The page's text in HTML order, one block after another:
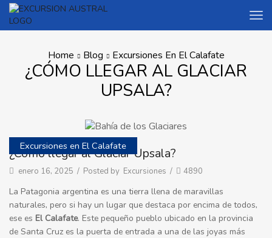
Home Blog Excursiones En El Calafate
¿CÓMO LLEGAR AL GLACIAR
UPSALA?
Excursiones en El Calafate
¿Cómo llegar al Glaciar Upsala?
enero 16, 2025 / Posted by Excursiones / 4890
La Patagonia argentina es una tierra llena de maravillas
naturales, pero si hay un lugar que destaca por encima de todos,
ese es El Calafate. Este pequeño pueblo ubicado en la provincia
de Santa Cruz es la puerta de entrada a una de las joyas más